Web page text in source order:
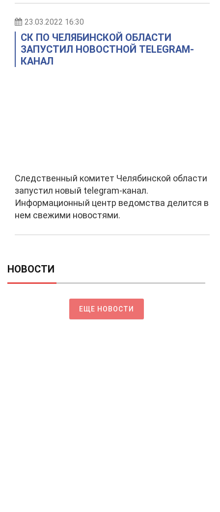
23.03.2022 16:30
СК ПО ЧЕЛЯБИНСКОЙ ОБЛАСТИ
ЗАПУСТИЛ НОВОСТНОЙ TELEGRAM-
КАНАЛ
Следственный комитет Челябинской области
запустил новый telegram-канал.
Информационный центр ведомства делится в
нем свежими новостями.
НОВОСТИ
ЕЩЕ НОВОСТИ